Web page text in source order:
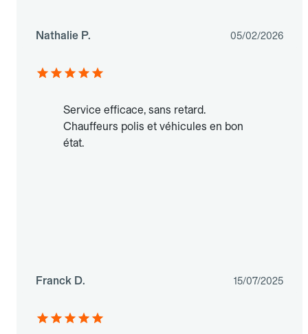
Nathalie P. 05/02/2026
Service efficace, sans retard.
Chauffeurs polis et véhicules en bon
état.
Franck D. 15/07/2025